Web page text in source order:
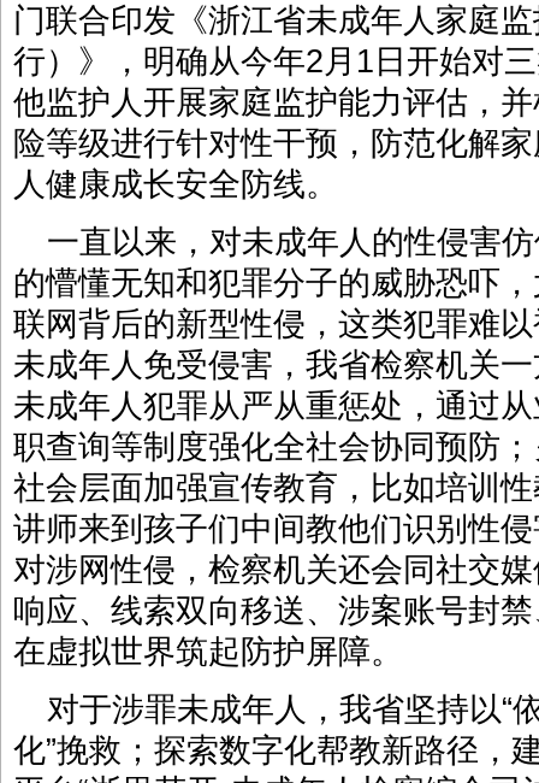
门联合印发《浙江省未成年人家庭
行）》，明确从今年2月1日开始对
他监护人开展家庭监护能力评估，
险等级进行针对性干预，防范化解
人健康成长安全防线。
一直以来，对未成年人的性侵害
的懵懂无知和犯罪分子的威胁恐吓
联网背后的新型性侵，这类犯罪难
未成年人免受侵害，我省检察机关
未成年人犯罪从严从重惩处，通过
职查询等制度强化全社会协同预防
社会层面加强宣传教育，比如培训
讲师来到孩子们中间教他们识别性
对涉网性侵，检察机关还会同社交
响应、线索双向移送、涉案账号封
在虚拟世界筑起防护屏障。
对于涉罪未成年人，我省坚持以“
化”挽救；探索数字化帮教新路径，